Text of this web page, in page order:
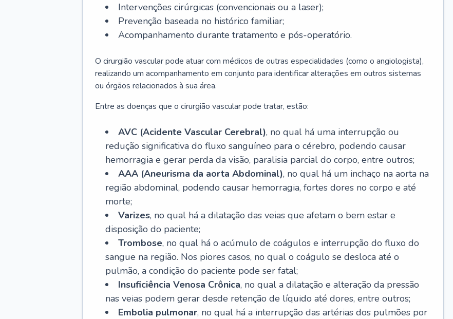
Intervenções cirúrgicas (convencionais ou a laser);
Prevenção baseada no histórico familiar;
Acompanhamento durante tratamento e pós-operatório.
O cirurgião vascular pode atuar com médicos de outras especialidades (como o angiologista),
realizando um acompanhamento em conjunto para identificar alterações em outros sistemas
ou órgãos relacionados à sua área.
Entre as doenças que o cirurgião vascular pode tratar, estão:
AVC (Acidente Vascular Cerebral), no qual há uma interrupção ou
redução significativa do fluxo sanguíneo para o cérebro, podendo causar
hemorragia e gerar perda da visão, paralisia parcial do corpo, entre outros;
AAA (Aneurisma da aorta Abdominal), no qual há um inchaço na aorta na
região abdominal, podendo causar hemorragia, fortes dores no corpo e até
morte;
Varizes, no qual há a dilatação das veias que afetam o bem estar e
disposição do paciente;
Trombose, no qual há o acúmulo de coágulos e interrupção do fluxo do
sangue na região. Nos piores casos, no qual o coágulo se desloca até o
pulmão, a condição do paciente pode ser fatal;
Insuficiência Venosa Crônica, no qual a dilatação e alteração da pressão
nas veias podem gerar desde retenção de líquido até dores, entre outros;
Embolia pulmonar, no qual há a interrupção das artérias dos pulmões por